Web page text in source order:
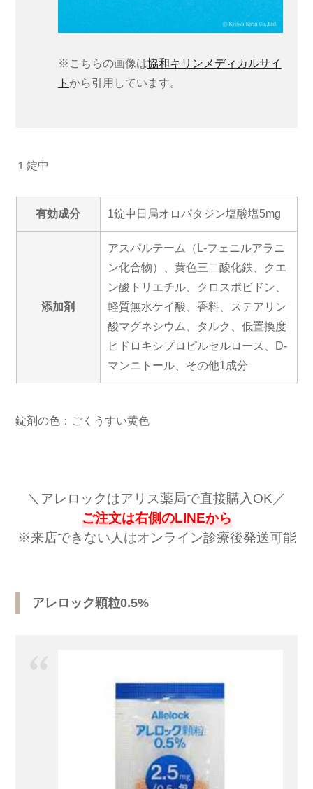
※こちらの画像は協和キリンメディカルサイ
ト から引用しています。
１錠中
有効成分 1錠中日局オロパタジン塩酸塩5mg
添加剤
アスパルテーム（L-フェニルアラニ
ン化合物）、黄色三二酸化鉄、クエ
ン酸トリエチル、クロスポビドン、
軽質無水ケイ酸、香料、ステアリン
酸マグネシウム、タルク、低置換度
ヒドロキシプロピルセルロース、D-
マンニトール、その他1成分
錠剤の色：ごくうすい黄色
＼アレロックはアリス薬局で直接購入OK／
ご注文は右側のLINEから
※来店できない人はオンライン診療後発送可能
アレロック顆粒0.5%